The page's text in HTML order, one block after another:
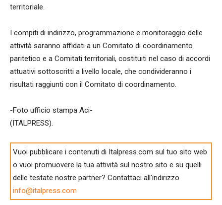
territoriale.
I compiti di indirizzo, programmazione e monitoraggio delle
attività saranno affidati a un Comitato di coordinamento
paritetico e a Comitati territoriali, costituiti nel caso di accordi
attuativi sottoscritti a livello locale, che condivideranno i
risultati raggiunti con il Comitato di coordinamento.
-Foto ufficio stampa Aci-
(ITALPRESS).
Vuoi pubblicare i contenuti di Italpress.com sul tuo sito web
o vuoi promuovere la tua attività sul nostro sito e su quelli
delle testate nostre partner? Contattaci all'indirizzo
info@italpress.com